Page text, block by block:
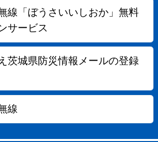
線「ぼうさいいしおか」無料
サービス
茨城県防災情報メールの登録
線